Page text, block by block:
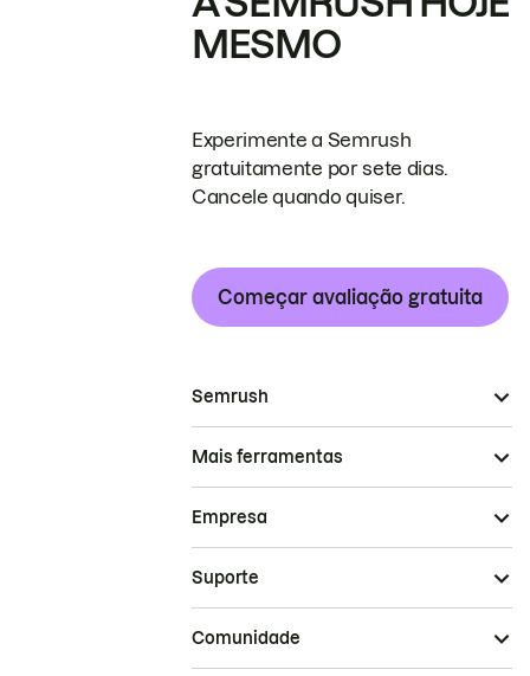
MESMO
Experimente a Semrush
gratuitamente por sete dias.
Cancele quando quiser.
Começar avaliação gratuita
Semrush
Mais ferramentas
Empresa
Suporte
Comunidade